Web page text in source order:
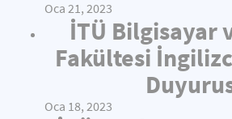
Oca 21, 2023
İTÜ Bilgisayar
Fakültesi
Oca 18, 2023